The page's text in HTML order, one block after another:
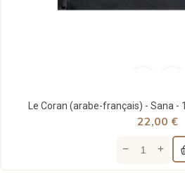
Le Coran (arabe-français) - Sana -
22,00 €